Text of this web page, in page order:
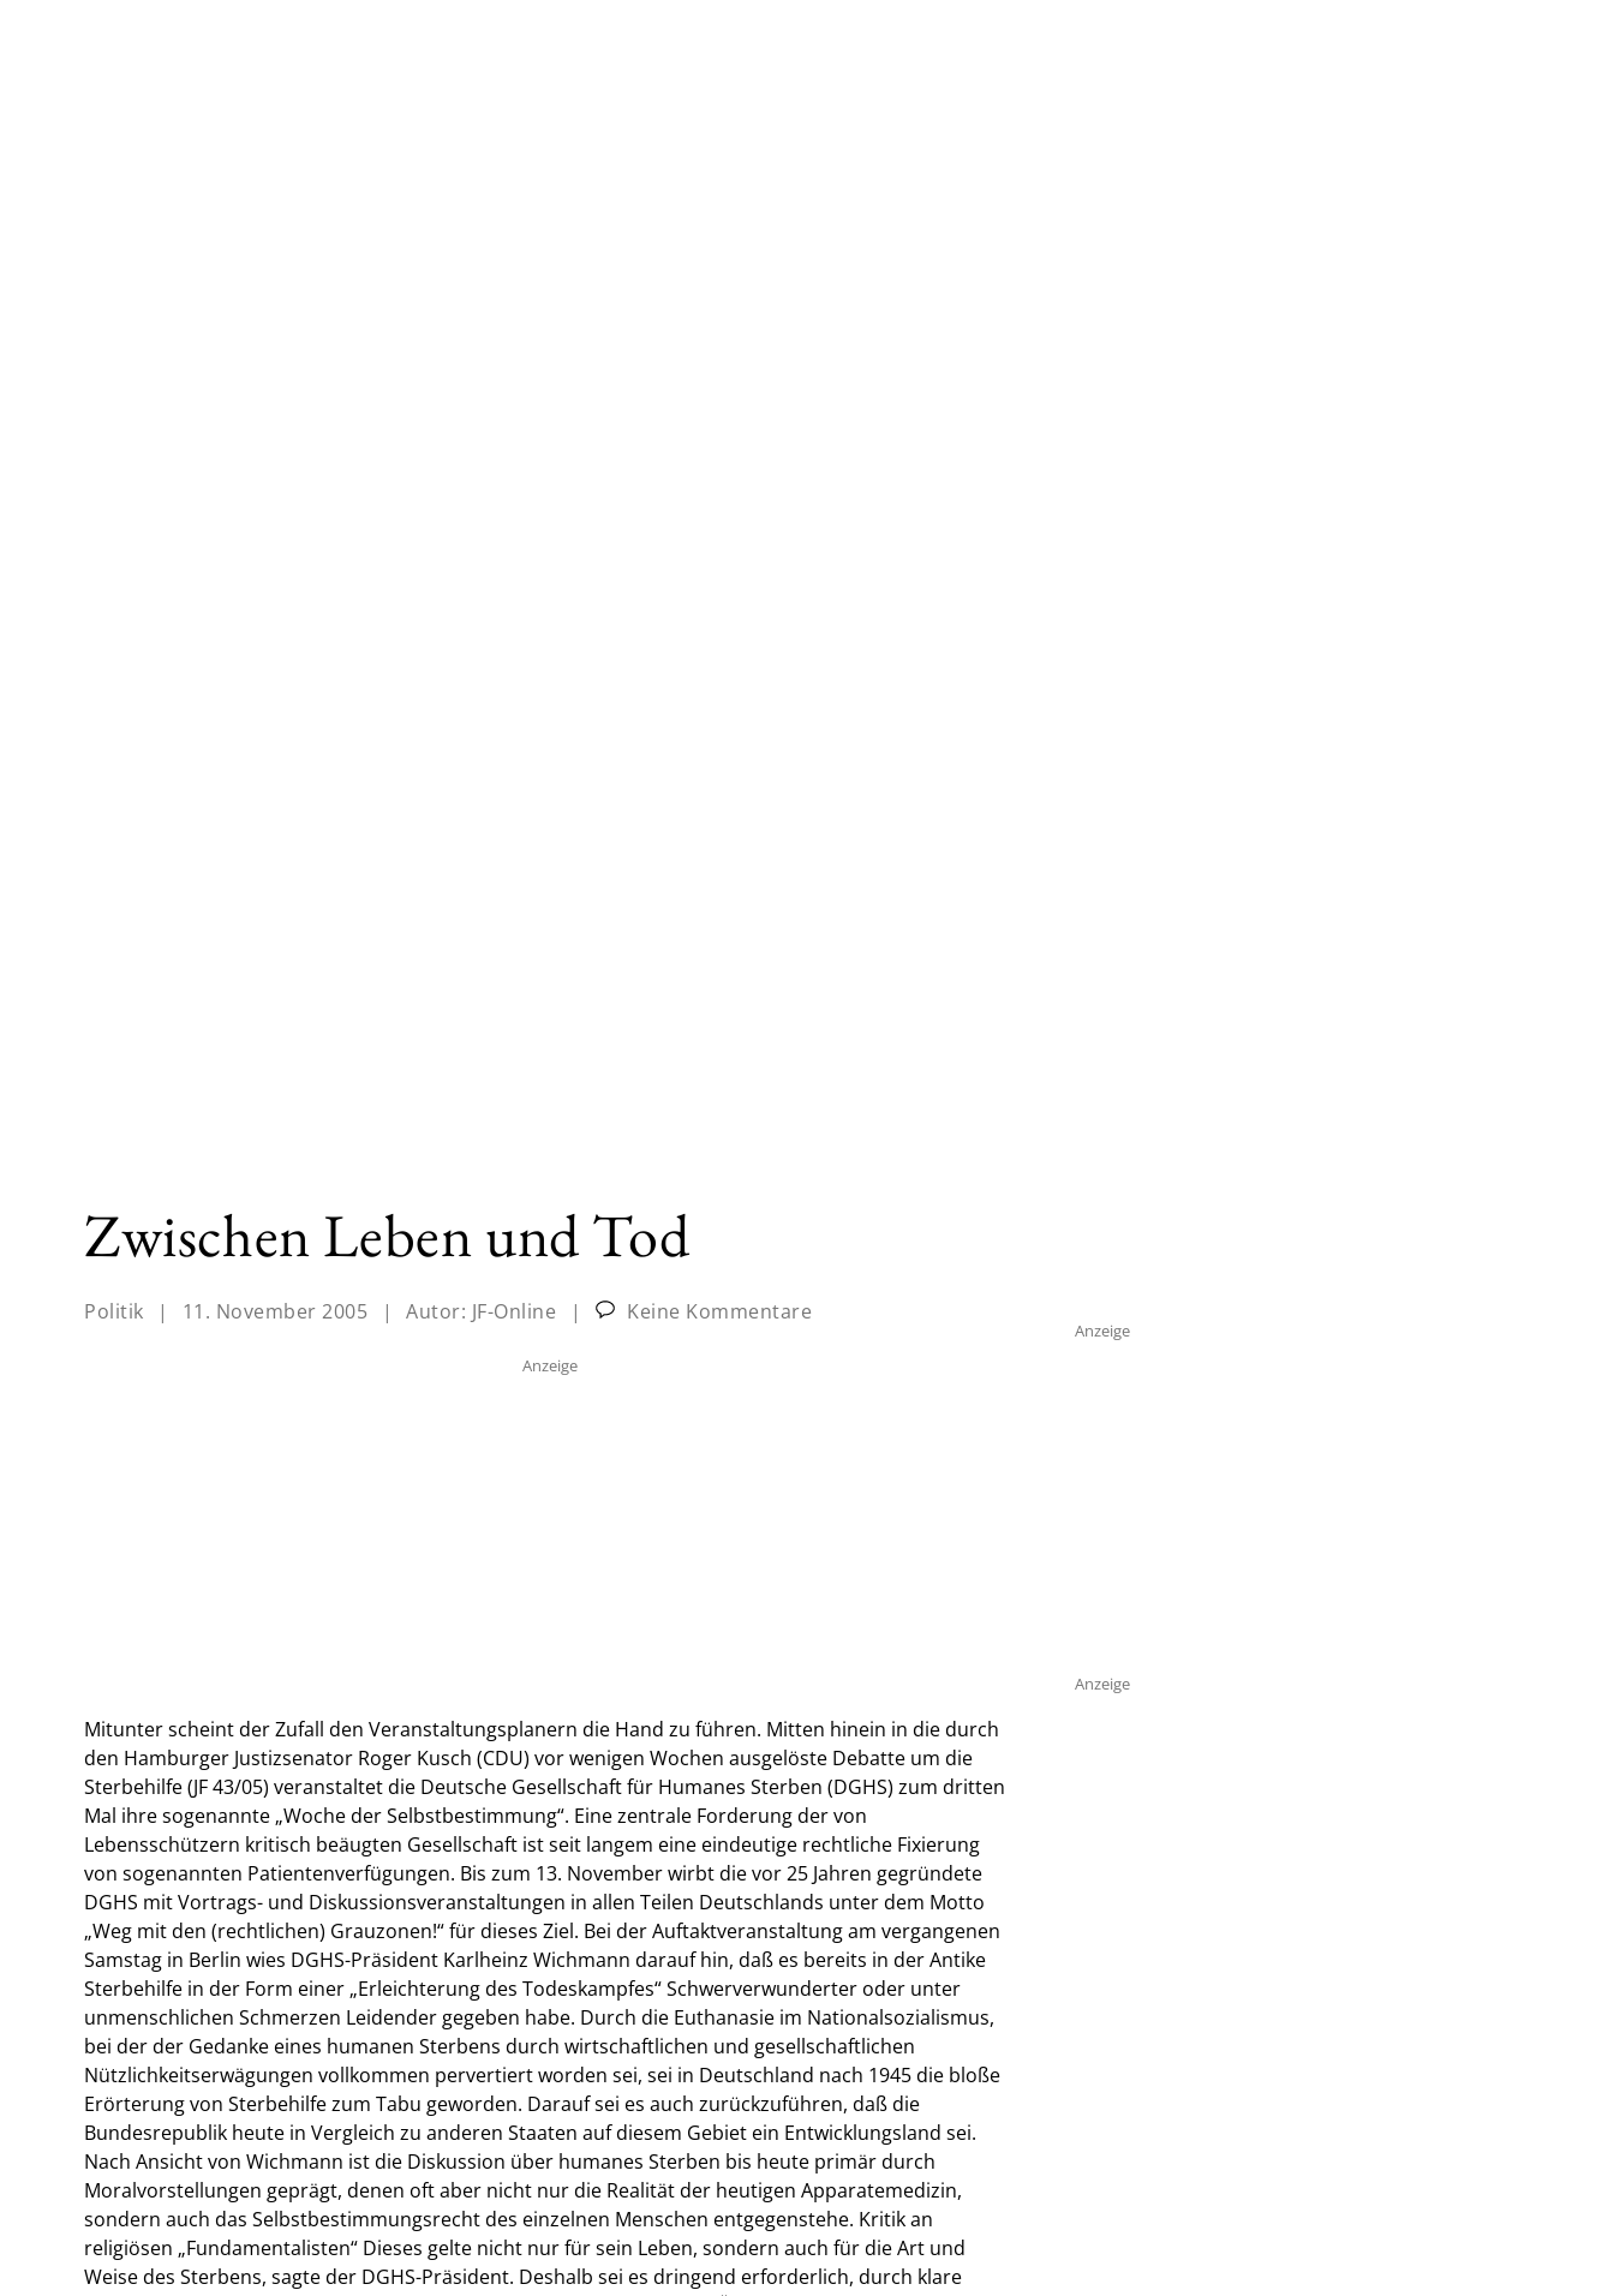
Zwischen Leben und Tod
Politik | 11. November 2005 | Autor: JF-Online | Keine Kommentare
Anzeige
Mitunter scheint der Zufall den Veranstaltungsplanern die Hand zu führen. Mitten hinein in die durch
den Hamburger Justizsenator Roger Kusch (CDU) vor wenigen Wochen ausgelöste Debatte um die
Sterbehilfe (JF 43/05) veranstaltet die Deutsche Gesellschaft für Humanes Sterben (DGHS) zum dritten
Mal ihre sogenannte „Woche der Selbstbestimmung“. Eine zentrale Forderung der von
Lebensschützern kritisch beäugten Gesellschaft ist seit langem eine eindeutige rechtliche Fixierung
von sogenannten Patientenverfügungen. Bis zum 13. November wirbt die vor 25 Jahren gegründete
DGHS mit Vortrags- und Diskussionsveranstaltungen in allen Teilen Deutschlands unter dem Motto
„Weg mit den (rechtlichen) Grauzonen!“ für dieses Ziel. Bei der Auftaktveranstaltung am vergangenen
Samstag in Berlin wies DGHS-Präsident Karlheinz Wichmann darauf hin, daß es bereits in der Antike
Sterbehilfe in der Form einer „Erleichterung des Todeskampfes“ Schwerverwunderter oder unter
unmenschlichen Schmerzen Leidender gegeben habe. Durch die Euthanasie im Nationalsozialismus,
bei der der Gedanke eines humanen Sterbens durch wirtschaftlichen und gesellschaftlichen
Nützlichkeitserwägungen vollkommen pervertiert worden sei, sei in Deutschland nach 1945 die bloße
Erörterung von Sterbehilfe zum Tabu geworden. Darauf sei es auch zurückzuführen, daß die
Bundesrepublik heute in Vergleich zu anderen Staaten auf diesem Gebiet ein Entwicklungsland sei.
Nach Ansicht von Wichmann ist die Diskussion über humanes Sterben bis heute primär durch
Moralvorstellungen geprägt, denen oft aber nicht nur die Realität der heutigen Apparatemedizin,
sondern auch das Selbstbestimmungsrecht des einzelnen Menschen entgegenstehe. Kritik an
religiösen „Fundamentalisten“ Dieses gelte nicht nur für sein Leben, sondern auch für die Art und
Weise des Sterbens, sagte der DGHS-Präsident. Deshalb sei es dringend erforderlich, durch klare
Anzeige
Anzeige